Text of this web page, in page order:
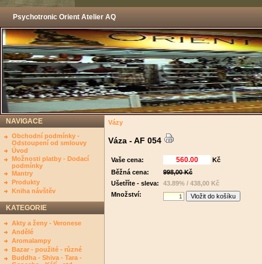
Psychotronic Orient Atelier AQ
NAVIGACE
Obchodní podmínky -
Odstoupení od smlouvy
Úvod
Možnosti platby - Dodací
podmínky
Mantry
Produkty
Kniha návštěv
KATEGORIE
Akty a ženy - Veronese
Andělé
Aromalampy
Bazar - použité - různé
Buddha - Shiva - Tara -
Vázy
Váza - AF 054
Vaše cena:
Kč
Běžná cena:
998,00 Kč
Ušetříte - sleva:
43.89% / 438,00 Kč
Množství: